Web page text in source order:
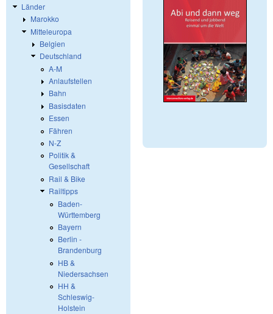
Länder
Marokko
Mitteleuropa
Belgien
Deutschland
A-M
Anlaufstellen
Bahn
Basisdaten
Essen
Fähren
N-Z
Politik &
Gesellschaft
Rail & Bike
Railtipps
Baden-
Württemberg
Bayern
Berlin -
Brandenburg
HB &
Niedersachsen
HH &
Schleswig-
Holstein